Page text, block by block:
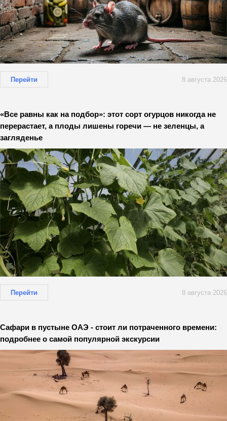
Перейти 8 августа 2026
«Все равны как на подбор»: этот сорт огурцов никогда не
перерастает, а плоды лишены горечи — не зеленцы, а
загляденье
Перейти 8 августа 2026
Сафари в пустыне ОАЭ - стоит ли потраченного времени:
подробнее о самой популярной экскурсии